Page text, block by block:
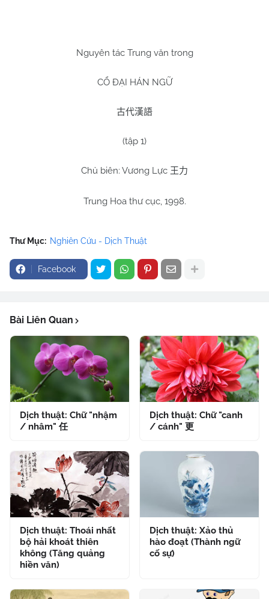
Nguyên tác Trung văn trong
CỔ ĐẠI HÁN NGỮ
古代漢語
(tập 1)
Chủ biên: Vương Lực 王力
Trung Hoa thư cục, 1998.
Thư Mục: Nghiên Cứu - Dịch Thuật
Facebook
Bài Liên Quan
Dịch thuật: Chữ "nhậm
/ nhâm" 任
Dịch thuật: Chữ "canh
/ cánh" 更
Dịch thuật: Thoái nhất
bộ hải khoát thiên
không (Tăng quảng
hiền văn)
Dịch thuật: Xảo thủ
hào đoạt (Thành ngữ
cố sự)